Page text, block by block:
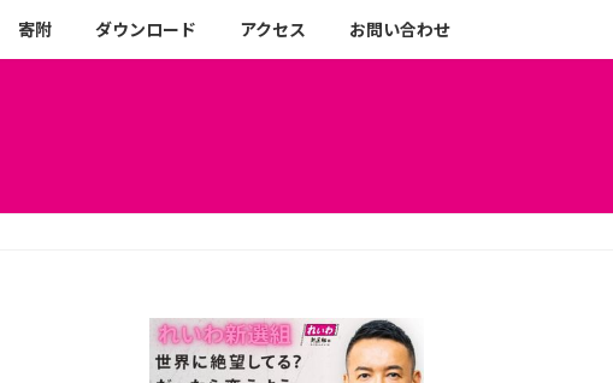
寄附 ダウンロード アクセス お問い合わせ